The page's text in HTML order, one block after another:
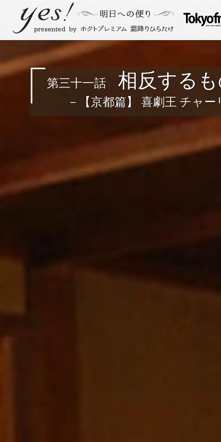
第三十一話 相反する
－【京都篇】 喜劇王 チャ